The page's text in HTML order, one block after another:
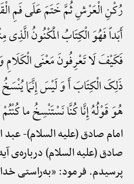
رُکْنِ الْعَرْشِ ثُمَّ خَتَمَ عَلَی فَمِ
أَبَداً فَهُوَ الْکِتَابُ الْمَکْنُونُ
فَکَیْفَ لَا تَعْرِفُونَ مَعْنَی
ذَلِکَ الْکِتَابَ أَ وَ لَیْسَ إِنَّمَا
هُوَ قَوْلُهُ إِنَّا کُنَّا نَسْتَنْسِخُ ما
امام صادق (علیه السلام)-عبد
صادق (علیه السلام) درباره‌ی
پرسیدم. فرمود: «به‌راستی